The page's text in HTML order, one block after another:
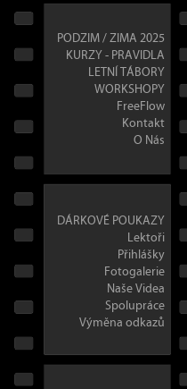
PODZIM / ZIMA 2025
KURZY - PRAVIDLA
LETNÍ TÁBORY
WORKSHOPY
FreeFlow
Kontakt
O Nás
DÁRKOVÉ POUKAZY
Lektoři
Přihlášky
Fotogalerie
Naše Videa
Spolupráce
Výměna odkazů